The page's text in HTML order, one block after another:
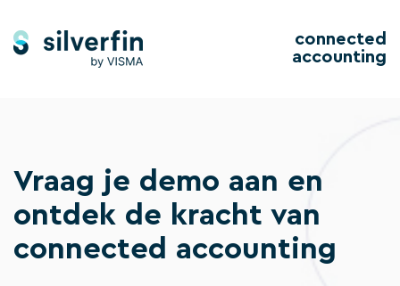
connected
accounting
Vraag je demo aan en
ontdek de kracht van
connected accounting